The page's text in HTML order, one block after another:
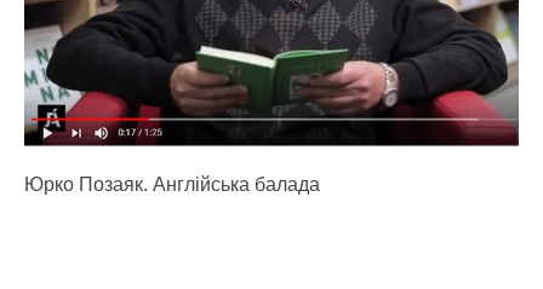
Юрко Позаяк. Англійська балада